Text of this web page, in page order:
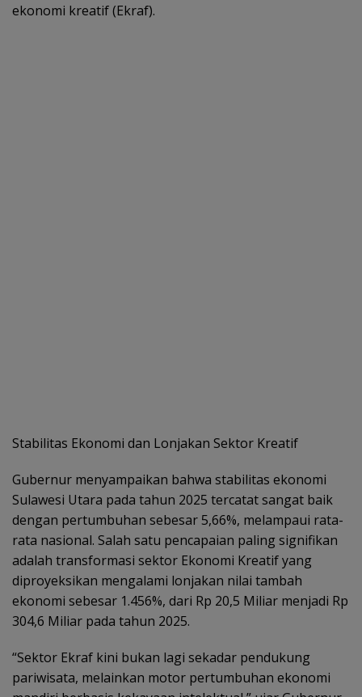
ekonomi kreatif (Ekraf).
Stabilitas Ekonomi dan Lonjakan Sektor Kreatif
Gubernur menyampaikan bahwa stabilitas ekonomi
Sulawesi Utara pada tahun 2025 tercatat sangat baik
dengan pertumbuhan sebesar 5,66%, melampaui rata-
rata nasional. Salah satu pencapaian paling signifikan
adalah transformasi sektor Ekonomi Kreatif yang
diproyeksikan mengalami lonjakan nilai tambah
ekonomi sebesar 1.456%, dari Rp 20,5 Miliar menjadi Rp
304,6 Miliar pada tahun 2025.
“Sektor Ekraf kini bukan lagi sekadar pendukung
pariwisata, melainkan motor pertumbuhan ekonomi